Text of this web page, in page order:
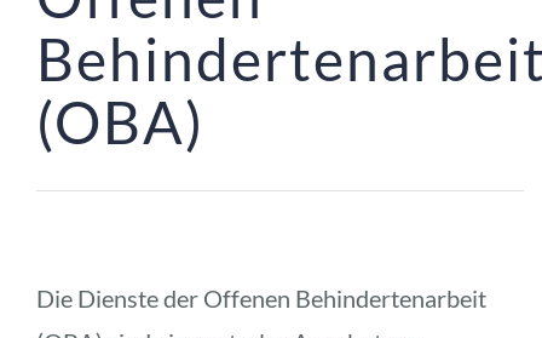
(OBA)
Die Dienste der Offenen Behindertenarbeit